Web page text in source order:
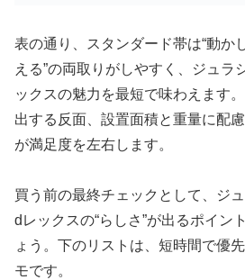
表の通り、スタンダード帯は“動か
える”の両取りがしやすく、ジュラ
ックスの魅力を最短で味わえます
出する反面、設置面積と重量に配
が満足度を左右します。
買う前の最終チェックとして、ジ
dレックスの“らしさ”が出るポイン
ょう。下のリストは、短時間で優
モです。